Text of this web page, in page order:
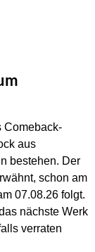
Comeback-
aus
bestehen. Der
schon am
07.08.26 folgt.
nächste Werk
verraten